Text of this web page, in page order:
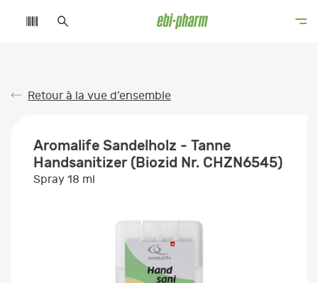
Retour à la vue d’ensemble
Aromalife Sandelholz - Tanne
Handsanitizer (Biozid Nr. CHZN6545)
Spray 18 ml